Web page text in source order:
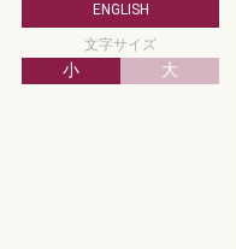
ENGLISH
文字サイズ
小 大